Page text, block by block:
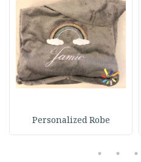
Personalized Robe
3
4
5